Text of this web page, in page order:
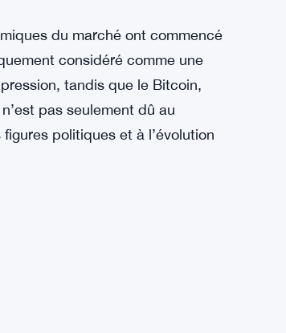
du marché ont commencé
considéré comme une
tandis que le Bitcoin,
pas seulement dû au
politiques et à l’évolution